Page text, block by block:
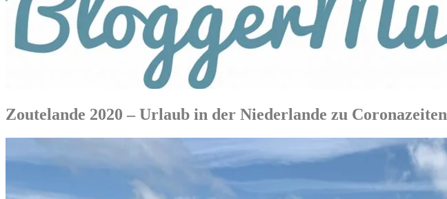
Zoutelande 2020 – Urlaub in der Niederlande zu Coronazeiten